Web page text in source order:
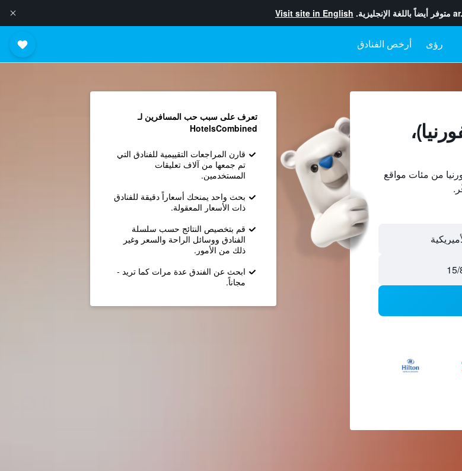
متوفر أيضاً باللغة الإنجليزية. Visit site in English
رؤى أرخص الفنادق
من مئات مواقع
تعرف على سبب حب المسافرين لـ
HotelsCombined
قارن المراجعات التقييمية للفنادق التي
تم جمعها من آلاف تعليقات
المستخدمين.
بحث واحد يمنحك أسعاراً دقيقة للفنادق
ذات الأسعار المعقولة.
قم بتخصيص النتائج حسب سلسلة
الفنادق ووسائل الراحة والسعر وغير
ذلك من الأمور.
ابحث عن الفندق عدة مرات كما تريد -
مجاناً.